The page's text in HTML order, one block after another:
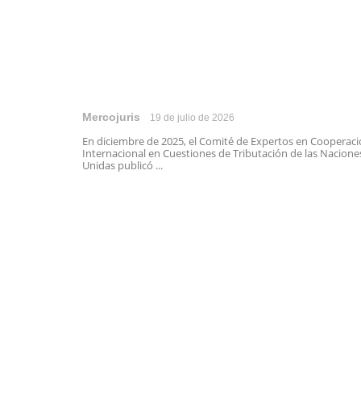
Mercojuris 19 de julio de 2026
En diciembre de 2025, el Comité de Expertos en
Internacional en Cuestiones de Tributación de las
Unidas publicó ...